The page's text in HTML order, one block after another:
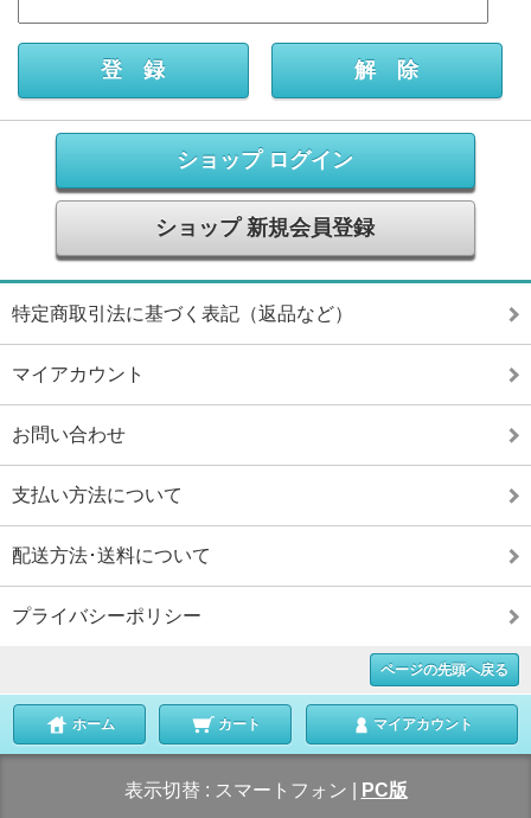
ショップ ログイン
ショップ 新規会員登録
特定商取引法に基づく表記（返品など）
マイアカウント
お問い合わせ
支払い方法について
配送方法･送料について
プライバシーポリシー
ページの先頭へ戻る
ホーム カート マイアカウント
表示切替 : スマートフォン PC版